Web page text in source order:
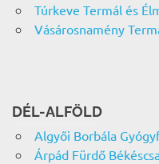
Túrkeve Termál és
Vásárosnamény
DÉL-ALFÖLD
Algyői Borbála
Árpád Fürdő